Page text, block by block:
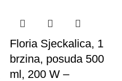
Floria Sjeckalica, 1
brzina, posuda 500
ml, 200 W –